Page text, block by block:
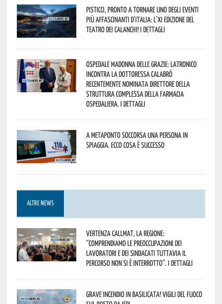
Pisticci, pronto a tornare uno degli eventi
più affascinanti d’Italia: l’XI edizione del
Teatro dei Calanchi! I dettagli
Ospedale Madonna delle Grazie: Latronico
incontra la dottoressa Calabrò
recentemente nominata Direttore della
Struttura Complessa della Farmacia
Ospedaliera. I dettagli
A Metaponto soccorsa una persona in
spiaggia. Ecco cosa è successo
ALTRE NEWS
Vertenza CallMat, la Regione:
“comprendiamo le preoccupazioni dei
lavoratori e dei sindacati tuttavia il
percorso non si è interrotto”. I dettagli
Grave incendio in Basilicata! Vigili del fuoco